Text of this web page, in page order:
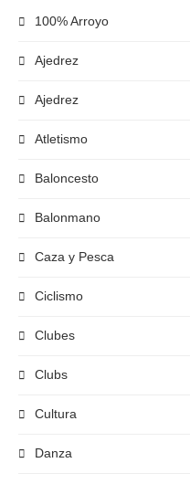
100% Arroyo
Ajedrez
Ajedrez
Atletismo
Baloncesto
Balonmano
Caza y Pesca
Ciclismo
Clubes
Clubs
Cultura
Danza